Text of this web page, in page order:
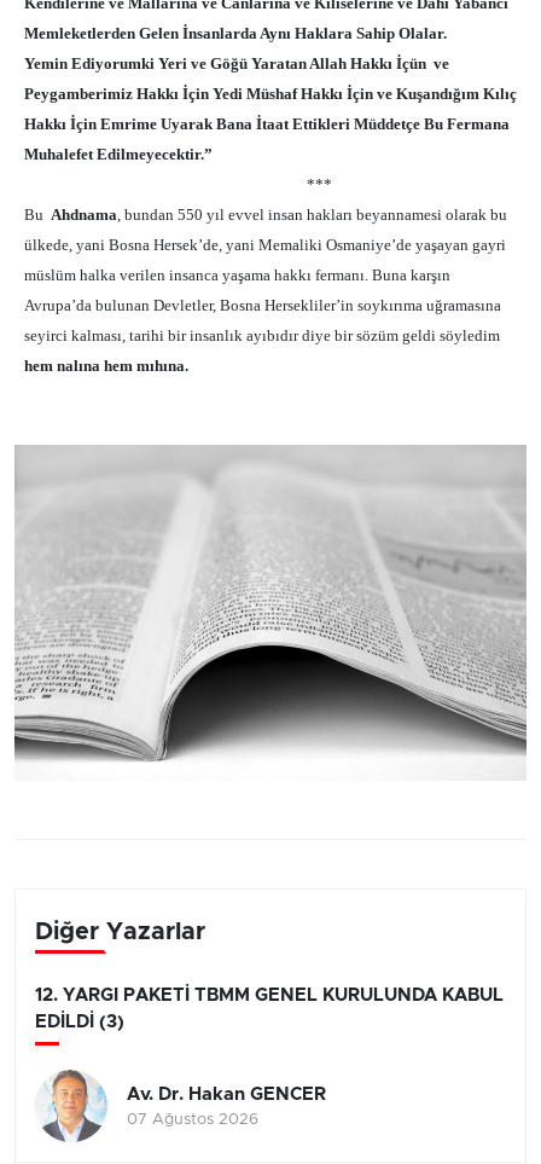
Memleketlerden Gelen İnsanlarda Aynı Haklara Sahip Olalar.
Yemin Ediyorumki Yeri ve Göğü Yaratan Allah Hakkı İçün ve
Peygamberimiz Hakkı İçin Yedi Müshaf Hakkı İçin ve Kuşandığım Kılıç
Hakkı İçin Emrime Uyarak Bana İtaat Ettikleri Müddetçe Bu Fermana
Muhalefet Edilmeyecektir.”
***
Bu Ahdnama, bundan 550 yıl evvel insan hakları beyannamesi olarak bu
ülkede, yani Bosna Hersek’de, yani Memaliki Osmaniye’de yaşayan gayri
müslüm halka verilen insanca yaşama hakkı fermanı. Buna karşın
Avrupa’da bulunan Devletler, Bosna Hersekliler’in soykırıma uğramasına
seyirci kalması, tarihi bir insanlık ayıbıdır diye bir sözüm geldi söyledim
hem nalına hem mıhına.
Diğer Yazarlar
12. YARGI PAKETİ TBMM GENEL KURULUNDA KABUL
EDİLDİ (3)
Av. Dr. Hakan GENCER
07 Ağustos 2026